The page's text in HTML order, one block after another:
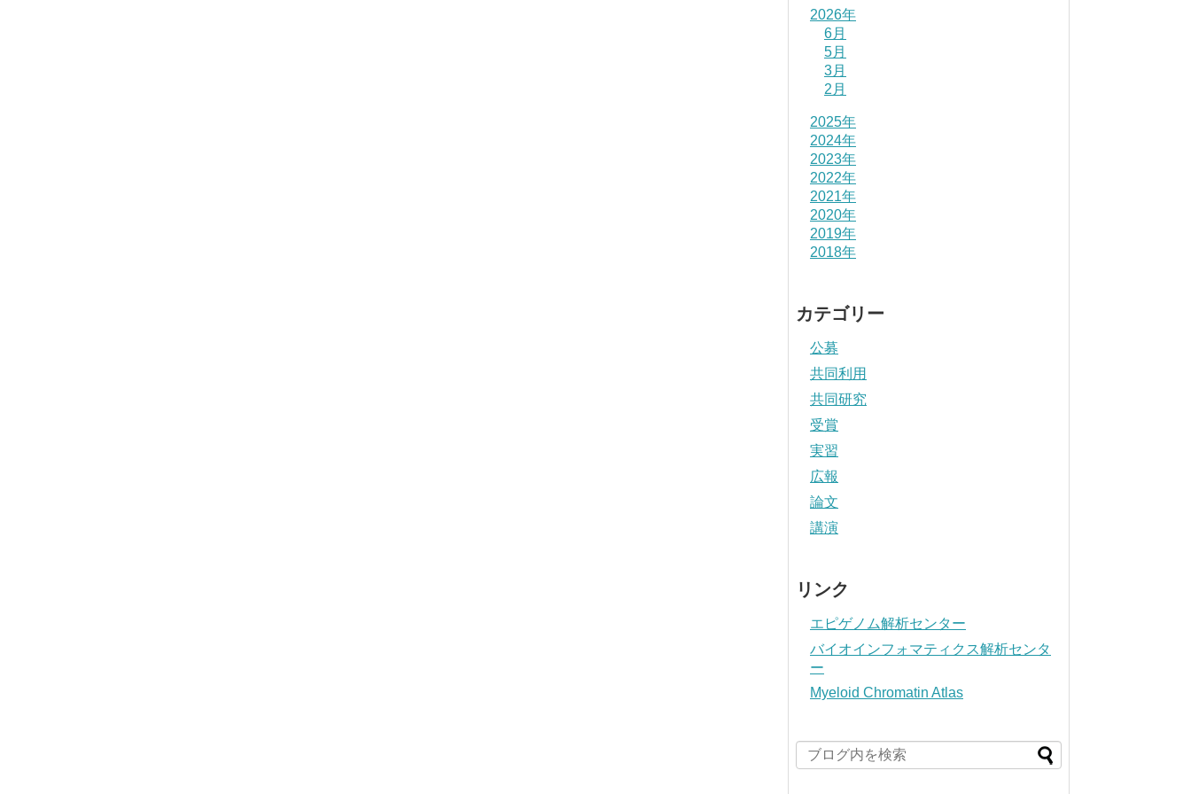
2026年
6月
5月
3月
2月
2025年
2024年
2023年
2022年
2021年
2020年
2019年
2018年
カテゴリー
公募
共同利用
共同研究
受賞
実習
広報
論文
講演
リンク
エピゲノム解析センター
バイオインフォマティクス解析センタ
ー
Myeloid Chromatin Atlas